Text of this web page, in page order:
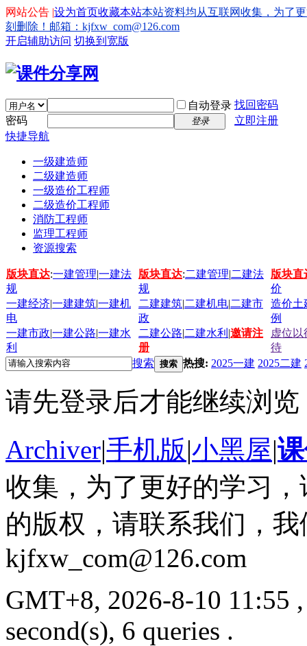
设为首页收藏本站
网站公告 |
本站资料均从互联网收集，为了
刻删除！邮箱：kjfxw_com@126.com
开启辅助访问 切换到宽版
自动登录 找回密码
密码
登录
立即注册
快捷导航
一级建造师
二级建造师
一级造价工程师
二级造价工程师
消防工程师
监理工程师
资源搜索
版块直达:一建管理|一建法
规
版块直达:二建管理|二建法
规
版块直
价
一建经济|一建建筑|一建机
电
二建建筑|二建机电|二建市
政
造价土
例
一建市政|一建公路|一建水
利
二建公路|二建水利 |邀请注
册
虚位以
待
搜索 搜索 热搜: 2025一建 2025二建
请先登录后才能继续浏览
Archiver|手机版|小黑屋|
收集，为了更好的学习
的版权，请联系我们，
kjfxw_com@126.com
GMT+8, 2026-8-10 11:55
second(s), 6 queries .